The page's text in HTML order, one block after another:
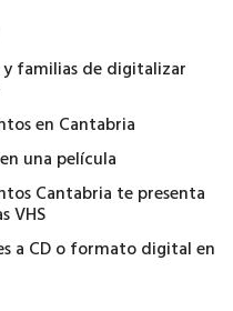
y familias de digitalizar
en Cantabria
una película
Cantabria te presenta
VHS
a CD o formato digital en